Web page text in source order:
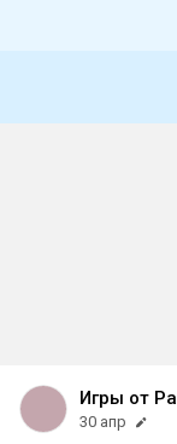
Игры от
30 апр